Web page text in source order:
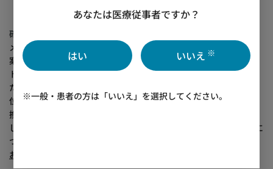
確認事項
メール・電話・広告等を通じてユーザーのニーズに沿ったご提
案・ご案内・サポートをするため、また商品・サービス・イベン
トの改善や向上のため、Cookieおよび類似の技術により取得され
たお客様の行動履歴情報・IPから参照されるネットワーク情報・
位置情報などや、ウェブ上で入力・メールなどのご連絡・名刺交
換などで取得された個人(関連)情報などを、組合せ・加工・分析
し、
などに提供し利用しています。下記に
ついても合わせてご参照ください。
お客様の個人情報の取り扱いについて
あなたは医療従事者ですか？
はい いいえ ※
※一般・患者の方は「いいえ」を選択してください。